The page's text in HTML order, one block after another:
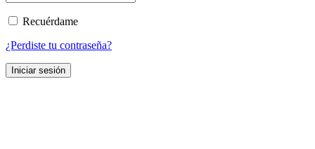
Recuérdame
¿Perdiste tu contraseña?